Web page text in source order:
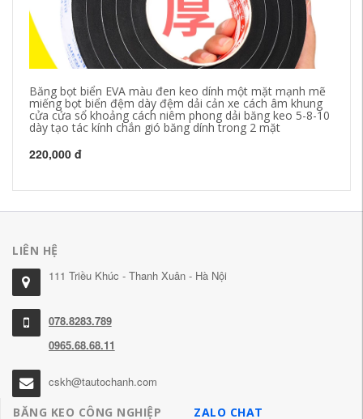
Băng bọt biển EVA màu đen keo dính một mặt mạnh mẽ
miếng bọt biển đệm dày đệm dải cản xe cách âm khung
cửa cửa sổ khoảng cách niêm phong dải băng keo 5-8-10
dày tạo tác kính chắn gió băng dính trong 2 mặt
220,000 đ
LIÊN HỆ
111 Triều Khúc - Thanh Xuân - Hà Nội
078.8283.789
0965.68.68.11
cskh@tautochanh.com
BĂNG KEO CÔNG NGHIỆP
ZALO CHAT